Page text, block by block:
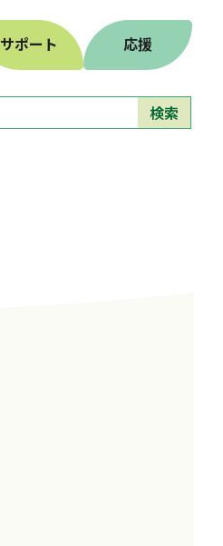
サポート 応援